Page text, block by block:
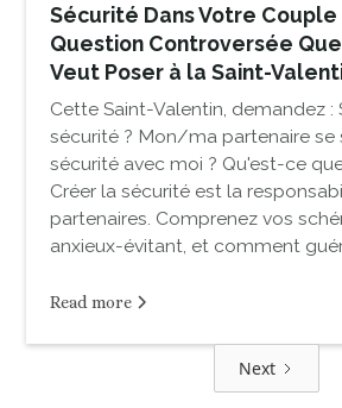
Sécurité Dans Votre Couple
Question Controversée
Veut Poser à la Saint-
Cette Saint-Valentin, demandez :
sécurité ? Mon/ma partenaire
sécurité avec moi ? Qu'est-ce
Créer la sécurité est la
partenaires. Comprenez vos
anxieux-évitant, et comment
Read more
Next